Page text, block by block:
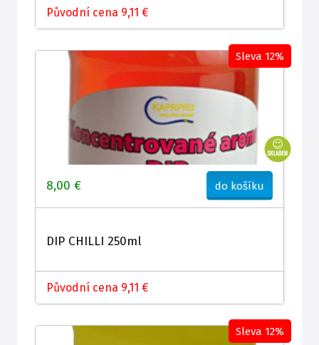
Původní cena 9,11 €
8,00 € do košíku
DIP CHILLI 250ml
Původní cena 9,11 €
Sleva 12%
Sleva 12%